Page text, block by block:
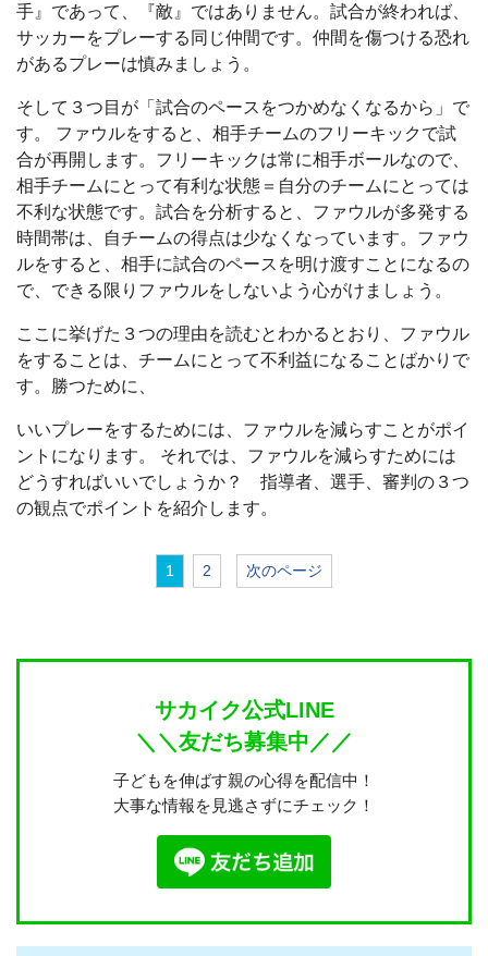
手』であって、『敵』ではありません。試合が終われば、
サッカーをプレーする同じ仲間です。仲間を傷つける恐れ
があるプレーは慎みましょう。
そして３つ目が「試合のペースをつかめなくなるから」で
す。 ファウルをすると、相手チームのフリーキックで試
合が再開します。フリーキックは常に相手ボールなので、
相手チームにとって有利な状態＝自分のチームにとっては
不利な状態です。試合を分析すると、ファウルが多発する
時間帯は、自チームの得点は少なくなっています。ファウ
ルをすると、相手に試合のペースを明け渡すことになるの
で、できる限りファウルをしないよう心がけましょう。
ここに挙げた３つの理由を読むとわかるとおり、ファウル
をすることは、チームにとって不利益になることばかりで
す。勝つために、
いいプレーをするためには、ファウルを減らすことがポイ
ントになります。 それでは、ファウルを減らすためには
どうすればいいでしょうか？ 指導者、選手、審判の３つ
の観点でポイントを紹介します。
1 2 次のページ
サカイク公式LINE
＼＼友だち募集中／／
子どもを伸ばす親の心得を配信中！
大事な情報を見逃さずにチェック！